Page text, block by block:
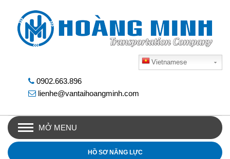
Vietnamese
0902.663.896
lienhe@vantaihoangminh.com
MỞ MENU
HỒ SƠ NĂNG LỰC